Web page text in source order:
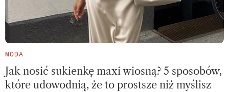
MODA
Jak nosić sukienkę maxi wiosną? 5 sposobów,
które udowodnią, że to prostsze niż myślisz